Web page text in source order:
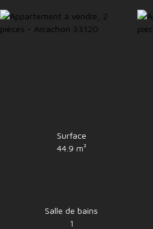
Surface
44.9 m²
Salle de bains
1